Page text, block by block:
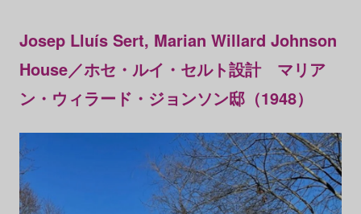
Josep Lluís Sert, Marian Willard Johnson
House／ホセ・ルイ・セルト設計 マリア
ン・ウィラード・ジョンソン邸（1948）